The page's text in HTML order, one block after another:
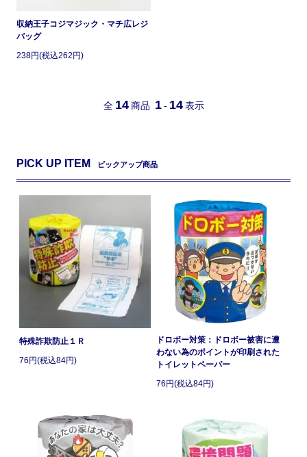
収納王子コジマジック・マチ広レジ
バッグ
238円(税込262円)
全 14 商品 1 - 14 表示
PICK UP ITEM ピックアップ商品
特殊詐欺防止１Ｒ
76円(税込84円)
ドロボー対策：ドロボー被害に遭
わない為のポイントが印刷された
トイレットペーパー
76円(税込84円)